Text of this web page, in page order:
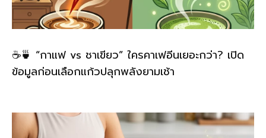
☕🍵 “กาแฟ vs ชาเขียว” ใครคาเฟอีนเยอะกว่า? เปิด
ข้อมูลก่อนเลือกแก้วปลุกพลังยามเช้า